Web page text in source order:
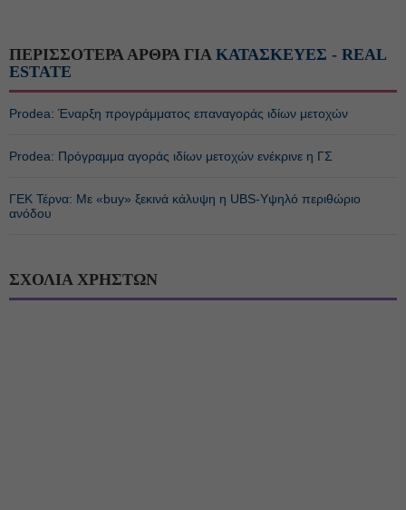
ΠΕΡΙΣΣΟΤΕΡΑ ΑΡΘΡΑ ΓΙΑ ΚΑΤΑΣΚΕΥΕΣ - REAL
ESTATE
Prodea: Έναρξη προγράμματος επαναγοράς ιδίων μετοχών
Prodea: Πρόγραμμα αγοράς ιδίων μετοχών ενέκρινε η ΓΣ
ΓΕΚ Τέρνα: Με «buy» ξεκινά κάλυψη η UBS-Υψηλό περιθώριο
ανόδου
ΣΧΟΛΙΑ ΧΡΗΣΤΩΝ